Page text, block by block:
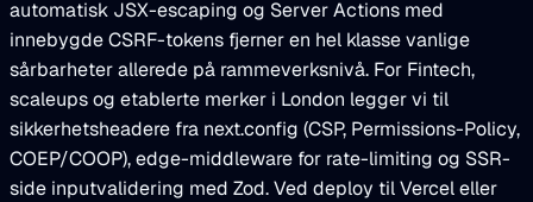
automatisk JSX-escaping og Server Actions med
innebygde CSRF-tokens fjerner en hel klasse vanlige
sårbarheter allerede på rammeverksnivå. For Fintech,
scaleups og etablerte merker i London legger vi til
sikkerhetsheadere fra next.config (CSP, Permissions-Policy,
COEP/COOP), edge-middleware for rate-limiting og SSR-
side inputvalidering med Zod. Ved deploy til Vercel eller